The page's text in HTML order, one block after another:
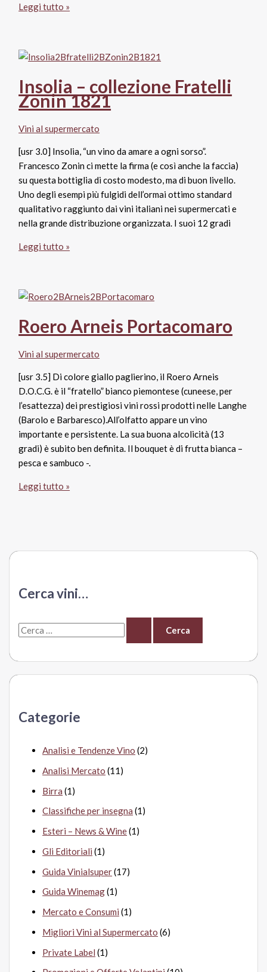
Chianti
La
Pieve,
Borgo
Ser
Ristoro
Leggi tutto »
Insolia – collezione Fratelli
Zonin 1821
Vini al supermercato
[usr 3.0] Insolia, “un vino da amare a ogni sorso”.
Francesco Zonin ci mette la firma (e così anche la faccia)
su questa bottiglia di costo modesto, ma di buon livello.
Uno degli esempi più fulgidi dell’ormai ottimo standard
qualitativo raggiunto dai vini italiani nei supermercati e
nella grande distribuzione organizzata. I suoi 12 gradi
Insolia
Fratelli
Zonin
1821
Leggi tutto »
Roero Arneis Portacomaro
Vini al supermercato
[usr 3.5] Di colore giallo paglierino, il Roero Arneis
D.O.C.G. è il “fratello” bianco piemontese (cuneese, per
l’esattezza) dei prestigiosi vini rossi prodotti nelle Langhe
(Barolo e Barbaresco).All’olfatto appare un vino
importante e persistente. La sua buona alcolicità (13
gradi) è subito ben definita. Il bouquet è di frutta bianca –
pesca e sambuco -.
Roero
Leggi tutto »
Cerca vini…
C
r
:Categorie
Analisi e Tendenze Vino (2)
Analisi Mercato (11)
Birra (1)
Classifiche per insegna (1)
Esteri – News & Wine(1)
Gli Editoriali (1)
Guida Vinialsuper(17)
Guida Winemag(1)
Mercato e Consumi (1)
Migliori Vini al Supermercato (6)
Private Label (1)